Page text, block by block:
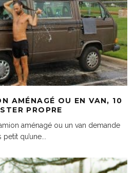
AMÉNAGÉ OU EN VAN, 10
PROPRE
aménagé ou un van demande
petit qu’une...